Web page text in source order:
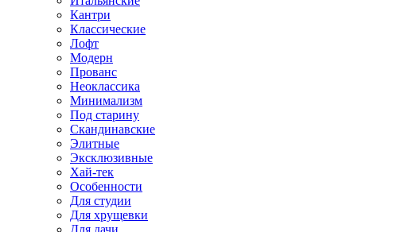
Кантри
Классические
Лофт
Модерн
Прованс
Неоклассика
Минимализм
Под старину
Скандинавские
Элитные
Эксклюзивные
Хай-тек
Особенности
Для студии
Для хрущевки
Для дачи